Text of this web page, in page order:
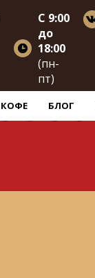
C 9:00
до
18:00
(пн-
пт)
КОФЕ БЛОГ